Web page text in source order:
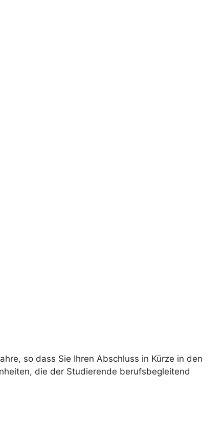
so dass Sie Ihren Abschluss in Kürze in den
die der Studierende berufsbegleitend